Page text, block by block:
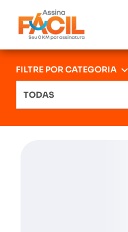
FILTRE POR CATEGORIA
TODAS